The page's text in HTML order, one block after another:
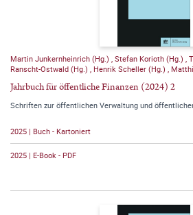
Martin Junkernheinrich (Hg.) Stefan Korioth (Hg.)
Ranscht-Ostwald (Hg.)
Henrik Scheller (Hg.)
Jahrbuch für öffentliche Finanzen (2024) 2
Schriften zur öffentlichen Verwaltung und
2025 | Buch - Kartoniert
2025 | E-Book - PDF